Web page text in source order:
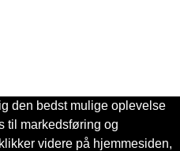
den bedst mulige oplevelse
til markedsføring og
videre på hjemmesiden,